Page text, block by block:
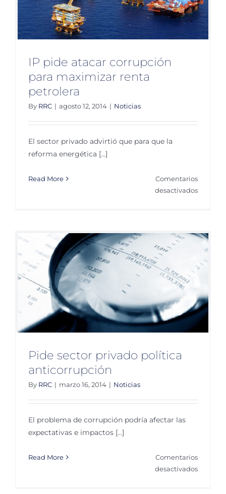
IP pide atacar corrupción
para maximizar renta
petrolera
By RRC | agosto 12, 2014 | Noticias
El sector privado advirtió que para que la
reforma energética [...]
Read More
Comentarios
desactivadosen
para
renta
Pide sector privado política
anticorrupción
By RRC | marzo 16, 2014 | Noticias
El problema de corrupción podría afectar las
expectativas e impactos [...]
Read More
Comentarios
desactivadosen